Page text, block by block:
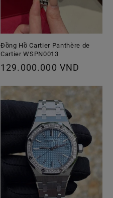
Đồng Hồ Cartier Panthère de
Cartier WSPN0013
Giá
thường
129.000.000 VND